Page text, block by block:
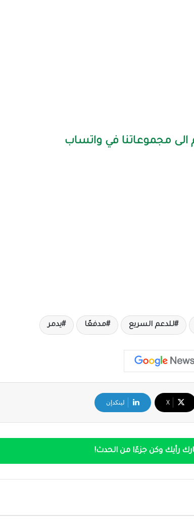
مجموعاتنا في واتساب
للدعم السريع مدفعًا يدمر
‫X لينكدإن
رأيك وكن جزءًا من الحدث!